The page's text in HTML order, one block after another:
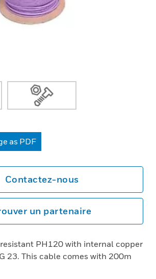
as PDF
Contactez-nous
un partenaire
PH120 with internal copper
23. This cable comes with 200m